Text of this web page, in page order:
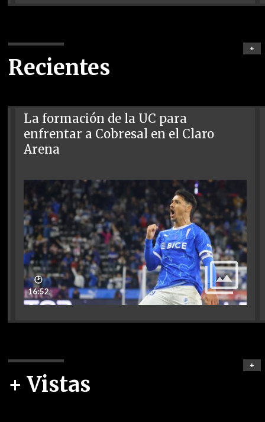
Recientes
+
La formación de la UC para
enfrentar a Cobresal en el Claro
Arena
🕑
16:52
+ Vistas
+